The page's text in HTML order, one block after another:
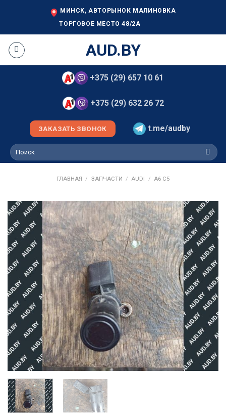
МИНСК, АВТОРЫНОК МАЛИНОВКА
ТОРГОВОЕ МЕСТО 48/2А
AUD.BY
+375 (29) 657 10 61
+375 (29) 632 26 72
ЗАКАЗАТЬ ЗВОНОК t.me/audby
Искать:
ГЛАВНАЯ / ЗАПЧАСТИ / AUDI / A6 C5